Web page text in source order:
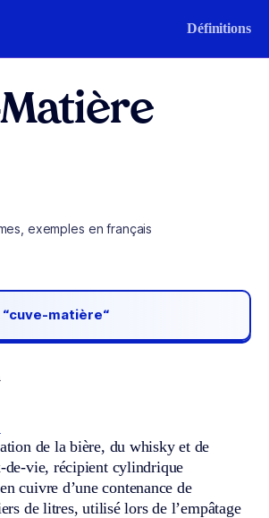
Définitions
exemples en français
“cuve-matière“
de la bière, du whisky et de
de-vie, récipient cylindrique
cuivre d’une contenance de
de litres, utilisé lors de l’empâtage